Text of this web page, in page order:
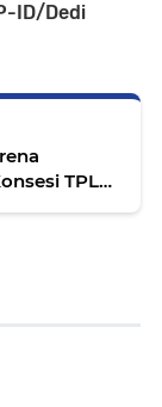
ID/Dedi
TPL